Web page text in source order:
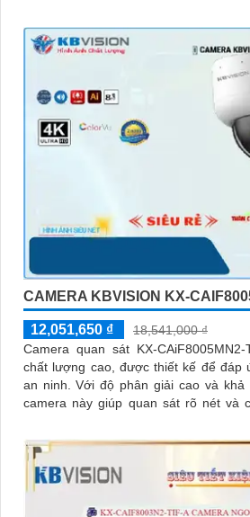
CAMERA KBVISION KX-
12,051,650 ₫
18,541,000 ₫
Camera quan sát KX-
chất lượng cao, được thiết kế để đáp
an ninh. Với độ phân giải cao và khả năng zoom linh hoạt,
camera này giúp quan sát rõ nét và